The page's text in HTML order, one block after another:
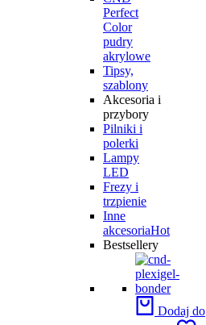
Perfect
Color
pudry
akrylowe
Tipsy,
szablony
Akcesoria i
przybory
Pilniki i
polerki
Lampy
LED
Frezy i
trzpienie
Inne
akcesoriaHot
Bestsellery
Dodaj do